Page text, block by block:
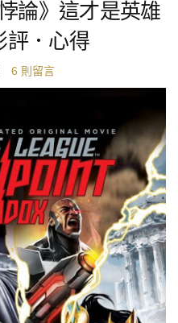
論》這才是英雄
評．心得
6 則留言